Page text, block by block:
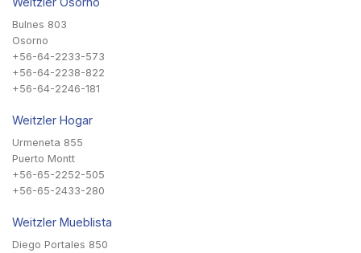
Bulnes 803
Osorno
+56-64-2233-573
+56-64-2238-822
+56-64-2246-181
Weitzler Hogar
Urmeneta 855
Puerto Montt
+56-65-2252-505
+56-65-2433-280
Weitzler Mueblista
Diego Portales 850